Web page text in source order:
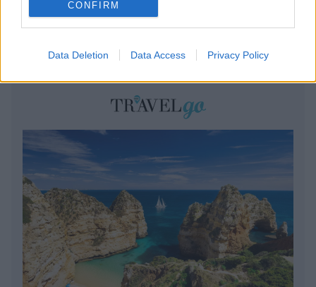
CONFIRM
Data Deletion Data Access Privacy Policy
BEST OFINTERNET